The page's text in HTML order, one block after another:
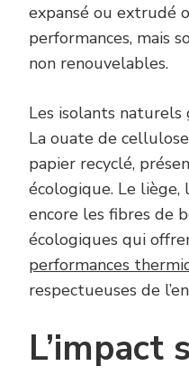
expansé ou extrudé
performances, mais
non renouvelables.
Les isolants
La ouate de
papier recyclé,
écologique. Le
encore les fibres de
écologiques qui
performances
respectueuses de
L’impact